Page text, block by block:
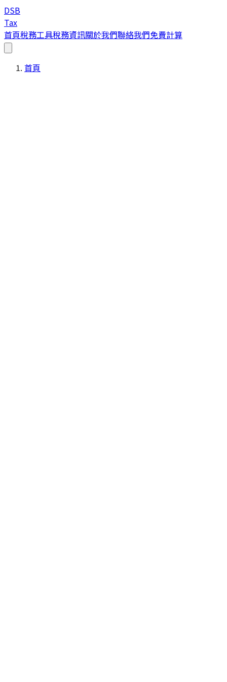
DSB
Tax
首頁稅務工具稅務資訊關於我們聯絡我們免費計算
首頁